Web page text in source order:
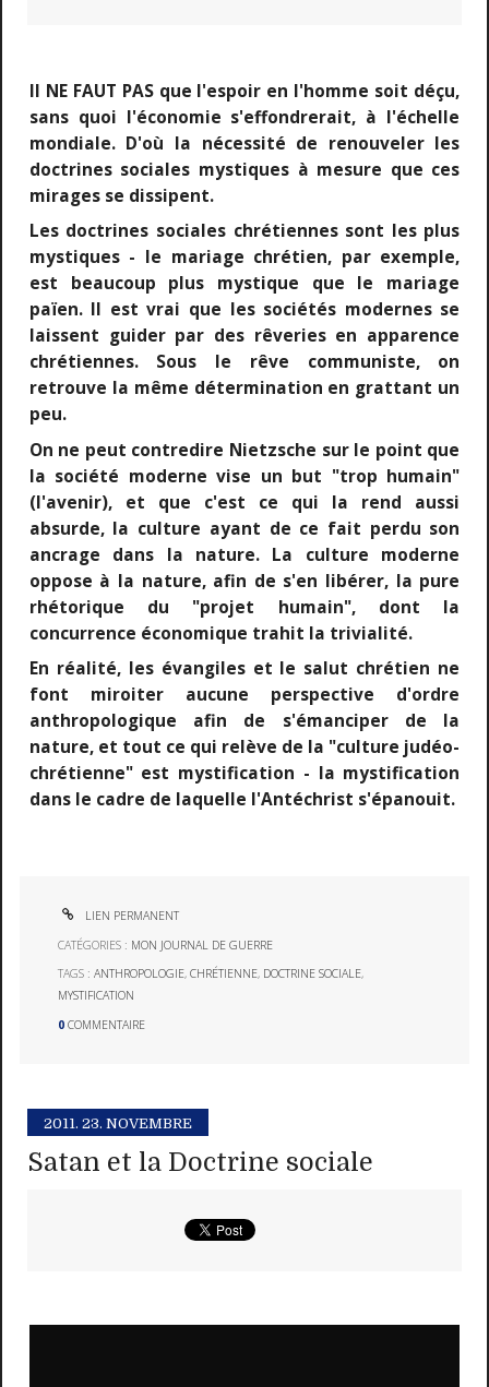
Il NE FAUT PAS que l'espoir en l'homme soit déçu,
sans quoi l'économie s'effondrerait, à l'échelle
mondiale. D'où la nécessité de renouveler les
doctrines sociales mystiques à mesure que ces
mirages se dissipent.
Les doctrines sociales chrétiennes sont les plus
mystiques - le mariage chrétien, par exemple,
est beaucoup plus mystique que le mariage
païen. Il est vrai que les sociétés modernes se
laissent guider par des rêveries en apparence
chrétiennes. Sous le rêve communiste, on
retrouve la même détermination en grattant un
peu.
On ne peut contredire Nietzsche sur le point que
la société moderne vise un but "trop humain"
(l'avenir), et que c'est ce qui la rend aussi
absurde, la culture ayant de ce fait perdu son
ancrage dans la nature. La culture moderne
oppose à la nature, afin de s'en libérer, la pure
rhétorique du "projet humain", dont la
concurrence économique trahit la trivialité.
En réalité, les évangiles et le salut chrétien ne
font miroiter aucune perspective d'ordre
anthropologique afin de s'émanciper de la
nature, et tout ce qui relève de la "culture judéo-
chrétienne" est mystification - la mystification
dans le cadre de laquelle l'Antéchrist s'épanouit.
LIEN PERMANENT
CATÉGORIES : MON JOURNAL DE GUERRE
TAGS :ANTHROPOLOGIE,CHRÉTIENNE, DOCTRINE SOCIALE,
MYSTIFICATION
0 COMMENTAIRE
2011. 23. NOVEMBRE
Satan et la Doctrine sociale